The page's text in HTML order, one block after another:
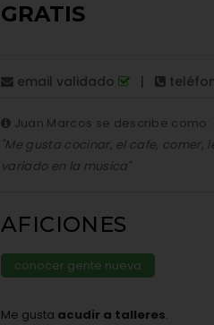
GRATIS
email validado |
Juan Marcos se describe como:
"Me gusta cocinar, el cafe,
variado en la musica"
AFICIONES
conocer gente nueva
Me gusta acudir a talleres.